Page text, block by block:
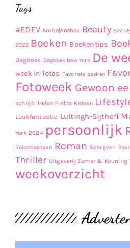
Tags
#EDEV Ambo|Anthos Beauty
2022 Boeken Boekentips
Dagboek Dagboek New York De
week in fotos Favoriete boeken
Fotoweek Gewoon
schrijft Helen Fields Kletsen
Lookfantastic Luitingh-Sijthoff
York 2024 persoonlijk
Rolschaatsen Roman Schrijven
Thriller Uitgeverij Zomer & Keuning
weekoverzicht